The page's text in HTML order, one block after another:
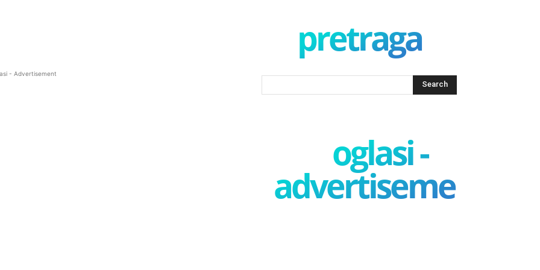
- Advertisement
pretraga
oglasi -
advertisement